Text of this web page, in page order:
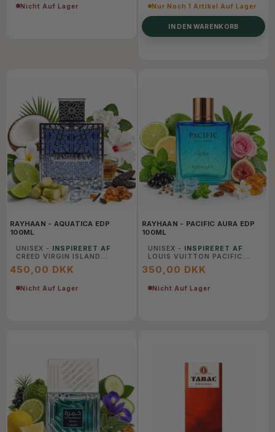
Nicht Auf Lager Nur Noch 1 Artikel Auf Lager
IN DEN WARENKORB
RAYHAAN - AQUATICA EDP
100ML
UNISEX - INSPIRERET AF
CREED VIRGIN ISLAND
WATER
450,00 DKK
Nicht Auf Lager
RAYHAAN - PACIFIC AURA EDP
100ML
UNISEX - INSPIRERET AF
LOUIS VUITTON PACIFIC
CHILL
350,00 DKK
Nicht Auf Lager